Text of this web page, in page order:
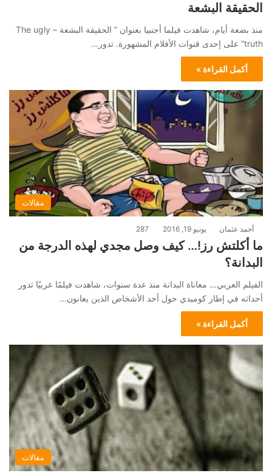
الحقيقة البشعة
منذ بضعة أيام، شاهدت فيلما أجنبيا بعنوان ” الحقيقة البشعة – The ugly
truth” على إحدى قنوات الأفلام المشهورة. تدور…
أكمل القراءة »
مقالات
أحمد عثمان يونيو 19, 2016 287
ما أكلتش رز!… كيف وصل مجدي لهذه الدرجة من
البدانة؟
الفيلم العربي… معاناة البدانة منذ عدة سنوات، شاهدت فيلمًا عربيًا تدور
أحداثه في إطار كوميدي حول أحد الأشخاص الذين يعانون…
أكمل القراءة »
مقالات